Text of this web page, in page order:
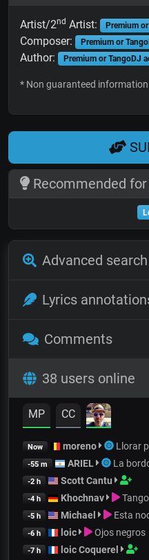
Artist/2nd Artist: Premium
Composer: Premium or
Author: Premium or TangoDJ
* Non guaranteed information
Recommended for
Advanced search
Lyrics
Comments
38 users online
MP CC
Now moreno Llorar
-55 m ARIEL La
-2 h Scott Cantu
-4 h Khochnav
-5 h Michael Esta
-6 h loic Ojos negros
-7 h loic Coquerel